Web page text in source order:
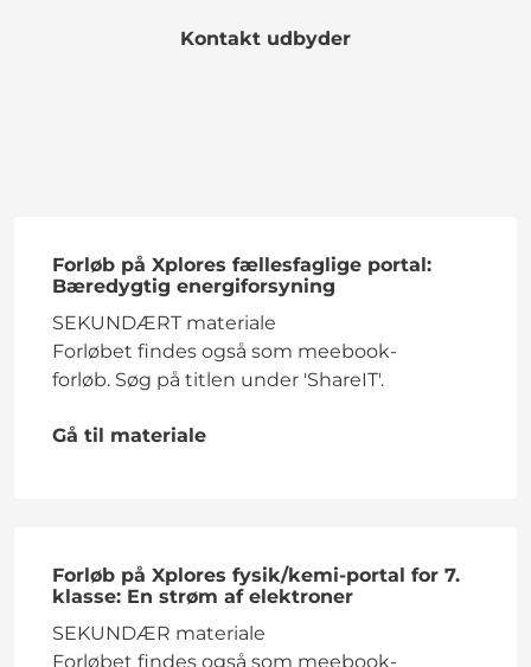
Kontakt udbyder
Forløb på Xplores fællesfaglige portal:
Bæredygtig energiforsyning
SEKUNDÆRT materiale
Forløbet findes også som meebook-
forløb. Søg på titlen under 'ShareIT'.
Gå til materiale
Forløb på Xplores fysik/kemi-portal for 7.
klasse: En strøm af elektroner
SEKUNDÆR materiale
Forløbet findes også som meebook-